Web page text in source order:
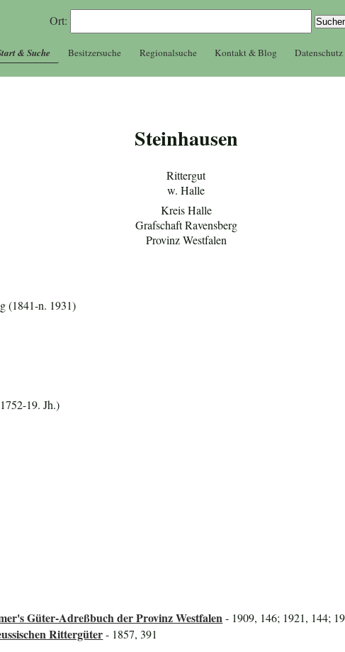
Ort:
& Suche Besitzersuche Regionalsuche Kontakt & Blog Datenschutz
Steinhausen
Rittergut
w. Halle
Kreis Halle
Grafschaft Ravensberg
Provinz Westfalen
(1841-n. 1931)
19. Jh.)
Güter-Adreßbuch der Provinz Westfalen- 1909, 146; 1921, 144;
Rittergüter- 1857, 391